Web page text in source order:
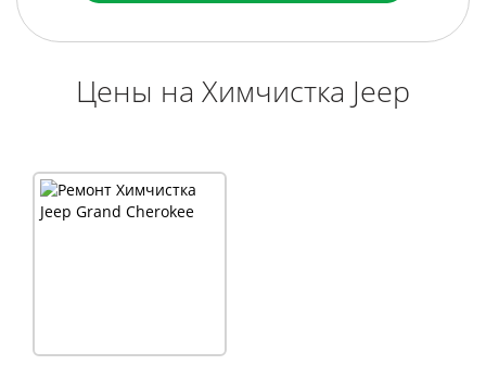
Цены на Химчистка Jeep